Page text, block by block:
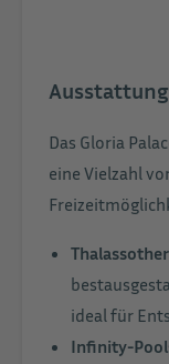
Das Gloria
eine Vielzahl
ideal für
Infinity-